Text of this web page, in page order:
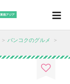
東南アジア
バンコクのグルメ